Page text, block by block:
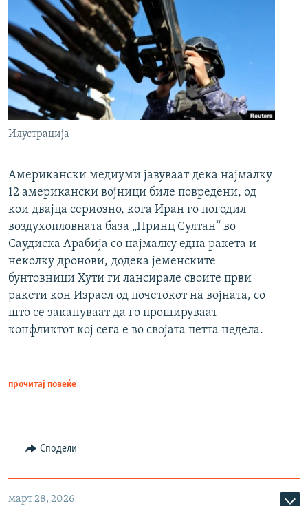
Илустрација
Американски медиуми јавуваат дека најмалку
12 американски војници биле повредени, од
кои двајца сериозно, кога Иран го погодил
воздухопловната база „Принц Султан“ во
Саудиска Арабија со најмалку една ракета и
неколку дронови, додека јеменските
бунтовници Хути ги лансирале своите први
ракети кон Израел од почетокот на војната, со
што се закануваат да го прошируваат
конфликтот кој сега е во својата петта недела.
прочитај повеќе
Сподели
март 28, 2026